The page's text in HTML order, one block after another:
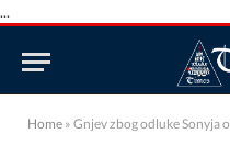
...
Home » Gnjev zbog odluke Sonyja